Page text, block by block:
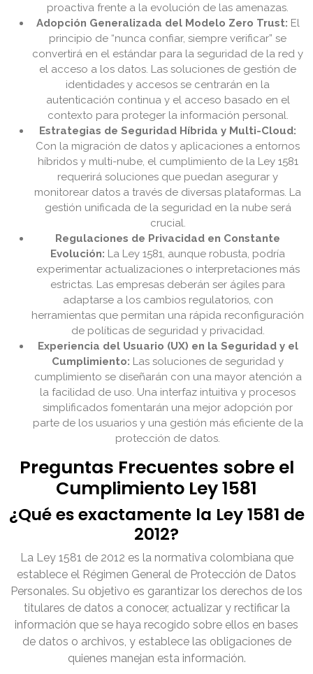
proactiva frente a la evolución de las amenazas.
Adopción Generalizada del Modelo Zero Trust: El
principio de “nunca confiar, siempre verificar” se
convertirá en el estándar para la seguridad de la red y
el acceso a los datos. Las soluciones de gestión de
identidades y accesos se centrarán en la
autenticación continua y el acceso basado en el
contexto para proteger la información personal.
Estrategias de Seguridad Híbrida y Multi-Cloud:
Con la migración de datos y aplicaciones a entornos
híbridos y multi-nube, el cumplimiento de la Ley 1581
requerirá soluciones que puedan asegurar y
monitorear datos a través de diversas plataformas. La
gestión unificada de la seguridad en la nube será
crucial.
Regulaciones de Privacidad en Constante
Evolución: La Ley 1581, aunque robusta, podría
experimentar actualizaciones o interpretaciones más
estrictas. Las empresas deberán ser ágiles para
adaptarse a los cambios regulatorios, con
herramientas que permitan una rápida reconfiguración
de políticas de seguridad y privacidad.
Experiencia del Usuario (UX) en la Seguridad y el
Cumplimiento: Las soluciones de seguridad y
cumplimiento se diseñarán con una mayor atención a
la facilidad de uso. Una interfaz intuitiva y procesos
simplificados fomentarán una mejor adopción por
parte de los usuarios y una gestión más eficiente de la
protección de datos.
Preguntas Frecuentes sobre el
Cumplimiento Ley 1581
¿Qué es exactamente la Ley 1581 de
2012?
La Ley 1581 de 2012 es la normativa colombiana que
establece el Régimen General de Protección de Datos
Personales. Su objetivo es garantizar los derechos de los
titulares de datos a conocer, actualizar y rectificar la
información que se haya recogido sobre ellos en bases
de datos o archivos, y establece las obligaciones de
quienes manejan esta información.